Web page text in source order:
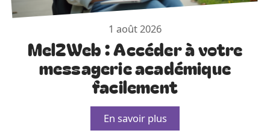
1 août 2026
Mel2Web : Accéder à votre
messagerie académique
facilement
En savoir plus